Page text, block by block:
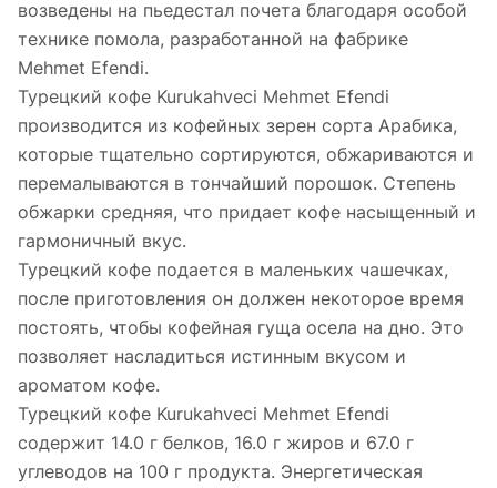
возведены на пьедестал почета благодаря особой
технике помола, разработанной на фабрике
Mehmet Efendi.
Турецкий кофе Kurukahveci Mehmet Efendi
производится из кофейных зерен сорта Арабика,
которые тщательно сортируются, обжариваются и
перемалываются в тончайший порошок. Степень
обжарки средняя, что придает кофе насыщенный и
гармоничный вкус.
Турецкий кофе подается в маленьких чашечках,
после приготовления он должен некоторое время
постоять, чтобы кофейная гуща осела на дно. Это
позволяет насладиться истинным вкусом и
ароматом кофе.
Турецкий кофе Kurukahveci Mehmet Efendi
содержит 14.0 г белков, 16.0 г жиров и 67.0 г
углеводов на 100 г продукта. Энергетическая